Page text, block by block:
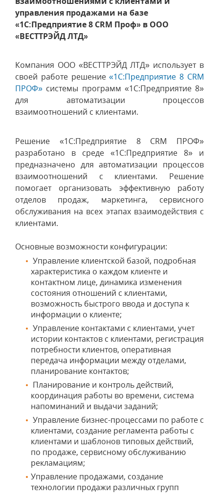
управления продажами на базе
«1С:Предприятие 8 CRM Проф» в ООО
«ВЕСТТРЭЙД ЛТД»
Компания ООО «ВЕСТТРЭЙД ЛТД» использует в
своей работе решение«1С:Предприятие 8 CRM
ПРОФ» системы программ «1С:Предприятие 8»
для автоматизации процессов
взаимоотношений с клиентами.
Решение «1С:Предприятие 8 CRM ПРОФ»
разработано в среде «1С:Предприятие 8» и
предназначено для автоматизации процессов
взаимоотношений с клиентами. Решение
помогает организовать эффективную работу
отделов продаж, маркетинга, сервисного
обслуживания на всех этапах взаимодействия с
клиентами.
Основные возможности конфигурации:
Управление клиентской базой, подробная
характеристика о каждом клиенте и
контактном лице, динамика изменения
состояния отношений с клиентами,
возможность быстрого ввода и доступа к
информации о клиенте;
Управление контактами с клиентами, учет
истории контактов с клиентами, регистрация
потребности клиентов, оперативная
передача информации между отделами,
планирование контактов;
Планирование и контроль действий,
координация работы во времени, система
напоминаний и выдачи заданий;
Управление бизнес-процессами по работе с
клиентами, создание регламента работы с
клиентами и шаблонов типовых действий,
по продаже, сервисному обслуживанию
рекламациям;
Управление продажами, создание
технологии продажи различных групп